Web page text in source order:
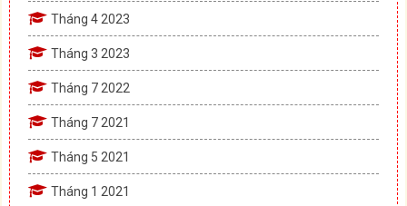
Tháng 4 2023
Tháng 3 2023
Tháng 7 2022
Tháng 7 2021
Tháng 5 2021
Tháng 1 2021